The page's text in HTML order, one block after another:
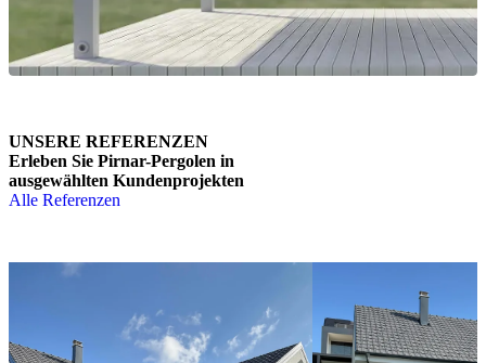
UNSERE REFERENZEN
Erleben Sie Pirnar-Pergolen in
ausgewählten Kundenprojekten
Alle Referenzen